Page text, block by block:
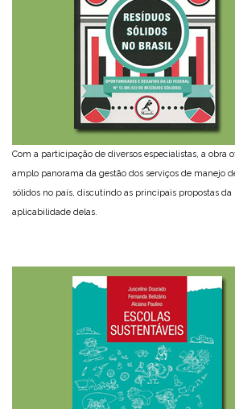
Com a participação de diversos especialistas, a obra
amplo panorama da gestão dos serviços de manejo
sólidos no país, discutindo as principais propostas da
aplicabilidade delas.